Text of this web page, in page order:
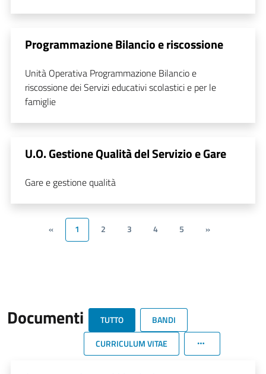
Programmazione Bilancio e riscossione
Unità Operativa Programmazione Bilancio e
riscossione dei Servizi educativi scolastici e per le
famiglie
U.O. Gestione Qualità del Servizio e Gare
Gare e gestione qualità
« 1 2 3 4 5 »
Documenti TUTTO
BANDI
CURRICULUM VITAE